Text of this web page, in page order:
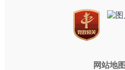
网站地图